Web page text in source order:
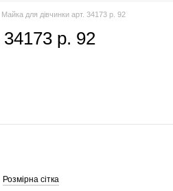
Майка для дівчинки арт. 34173 р. 92
34173 р. 92
Розмірна сітка